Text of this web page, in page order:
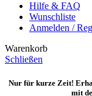
Hilfe & FAQ
Wunschliste
Anmelden /
Warenkorb
Schließen
Nur für kurze Zeit!
mit